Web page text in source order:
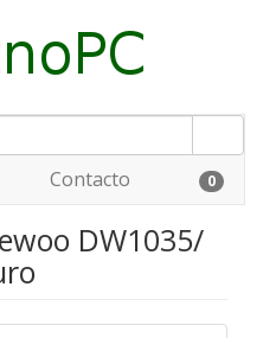
Contacto 0
DW1035/